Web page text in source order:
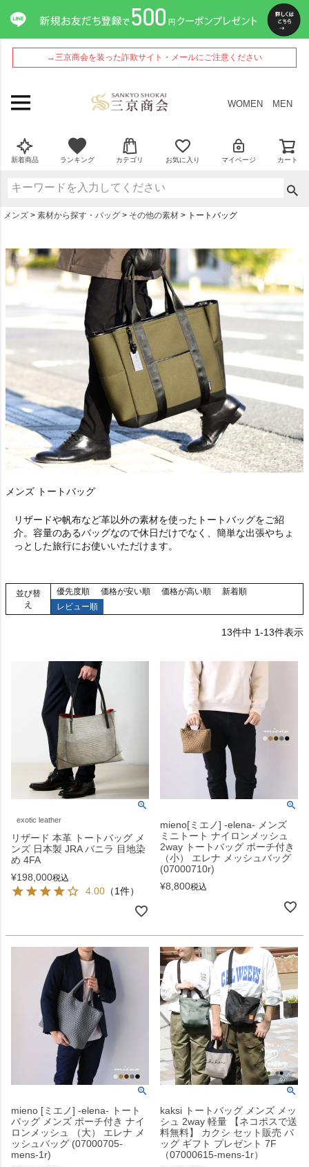
→三京商会を装った詐欺サイト・メールにご注意ください
WOMEN MEN
新着商品 ランキング カテゴリ お気に入り マイページ カート
メンズ 素材から探す・バッグ その他の素材 トートバッグ
メンズ トートバッグ
リザードや帆布など革以外の素材を使ったトートバッグをご紹
介。容量のあるバッグなので休日だけでなく、簡単な出張やちょ
っとした旅行にお使いいただけます。
並び替
え
優先度順 価格が安い順 価格が高い順
新着順
レビュー順
13件中 1-13件表示
exotic leather
リザード 本革 トートバッグ メ
ンズ 日本製 JRA バニラ 目地染
め 4FA
¥198,000税込
4.00 （1件）
mieno[ミエノ] -elena- メンズ
ミニトート ナイロンメッシュ
2way トートバッグ ポーチ付き
（小） エレナ メッシュバッグ
(07000710r)
¥8,800税込
mieno [ミエノ] -elena- トート
バッグ メンズ ポーチ付き ナイ
ロンメッシュ （大） エレナ メ
ッシュバッグ (07000705-
mens-1r)
kaksi トートバッグ メンズ メッ
シュ 2way 軽量 【ネコポスで送
料無料】 カクシ セット販売 バ
ッグ ギフト プレゼント 7F
（07000615-mens-1r）